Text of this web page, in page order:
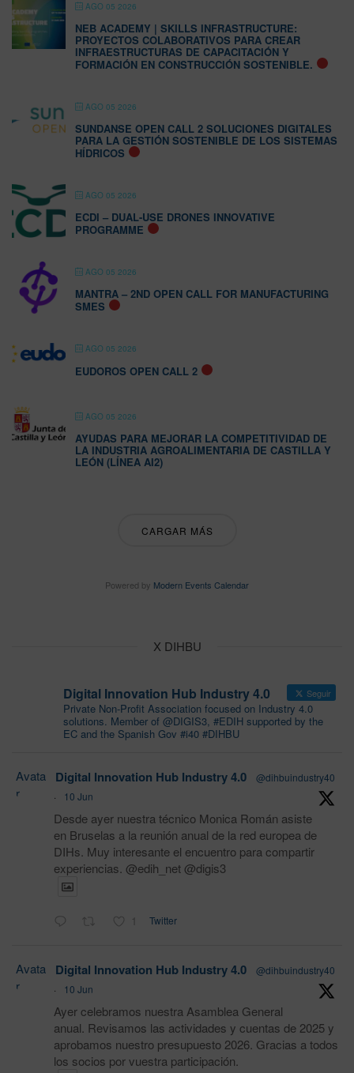
AGO 05 2026
NEB ACADEMY | SKILLS INFRASTRUCTURE:
PROYECTOS COLABORATIVOS PARA CREAR
INFRAESTRUCTURAS DE CAPACITACIÓN Y
FORMACIÓN EN CONSTRUCCIÓN SOSTENIBLE.
AGO 05 2026
SUNDANSE OPEN CALL 2 SOLUCIONES DIGITALES
PARA LA GESTIÓN SOSTENIBLE DE LOS SISTEMAS
HÍDRICOS
AGO 05 2026
ECDI – DUAL-USE DRONES INNOVATIVE
PROGRAMME
AGO 05 2026
MANTRA – 2ND OPEN CALL FOR MANUFACTURING
SMES
AGO 05 2026
EUDOROS OPEN CALL 2
AGO 05 2026
AYUDAS PARA MEJORAR LA COMPETITIVIDAD DE
LA INDUSTRIA AGROALIMENTARIA DE CASTILLA Y
LEÓN (LÍNEA AI2)
CARGAR MÁS
Powered by Modern Events Calendar
X DIHBU
Digital Innovation Hub Industry 4.0 Seguir
Private Non-Profit Association focused on Industry 4.0
solutions. Member of @DIGIS3, #EDIH supported by the
EC and the Spanish Gov #i40 #DIHBU
Avata
r
Digital Innovation Hub Industry 4.0
@dihbuindustry40
·
10 Jun
Desde ayer nuestra técnico Monica Román asiste
en Bruselas a la reunión anual de la red europea de
DIHs. Muy interesante el encuentro para compartir
experiencias. @edih_net @digis3
1 Twitter
Avata
r
Digital Innovation Hub Industry 4.0
@dihbuindustry40
·
10 Jun
Ayer celebramos nuestra Asamblea General
anual. Revisamos las actividades y cuentas de 2025 y
aprobamos nuestro presupuesto 2026. Gracias a todos
los socios por vuestra participación.